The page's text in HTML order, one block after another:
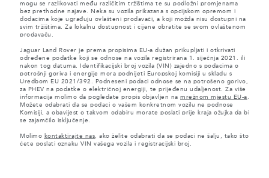
mogu se razlikovati među različitim tržištima te su podložni promjenama
bez prethodne najave. Neka su vozila prikazana s opcijskom opremom i
dodacima koje ugrađuju ovlašteni prodavači, a koji možda nisu dostupni na
svim tržištima. Za lokalnu dostupnost i cijene obratite se svom ovlaštenom
prodavaču.
Jaguar Land Rover je prema propisima EU-a dužan prikupljati i otkrivati
određene podatke koji se odnose na vozila registrirana 1. siječnja 2021. ili
nakon tog datuma. Identifikacijski broj vozila (VIN) zajedno s podacima o
potrošnji goriva i energije mora podnijeti Europskoj komisiji u skladu s
Uredbom EU 2021/392. Podneseni podaci odnose se na potrošeno gorivo,
za PHEV na podatke o električnoj energiji, te prijeđenu udaljenost. Za više
informacija molimo da pogledate propis objavljen na mrežnom mjestu EU-a .
Možete odabrati da se podaci o vašem konkretnom vozilu ne podnose
Komisiji, a obavijest o takvom odabiru morate poslati prije kraja ožujka da bi
se zajamčilo isključenje.
Molimo kontaktirajte nas, ako želite odabrati da se podaci ne šalju, tako što
ćete poslati oznaku VIN vašega vozila i registracijski broj.